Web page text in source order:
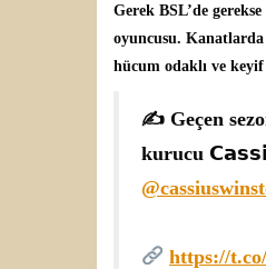
Gerek BSL’de
oyuncusu.
hücum odaklı ve
✍️ Geçen
kurucu
https://